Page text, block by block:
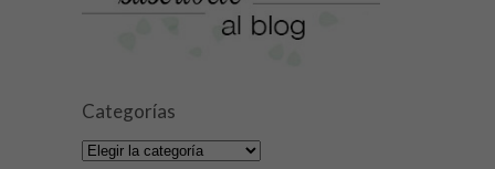
Categorías
Categorías